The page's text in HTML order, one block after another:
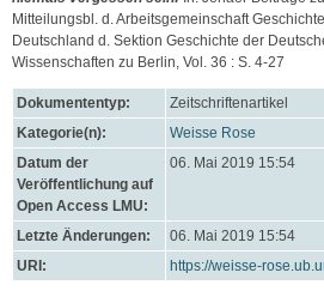
Mitteilungsbl. d. Arbeitsgemeinschaft
Deutschland d. Sektion Geschichte der
Wissenschaften zu Berlin, Vol. 36 : S. 4-27
Dokumententyp:
Zeitschriftenartikel
Kategorie(n):
Weisse Rose
Datum der
Veröffentlichung auf
Open Access LMU:
06. Mai 2019 15:54
Letzte Änderungen:
06. Mai 2019 15:54
URI:
https://weisse-